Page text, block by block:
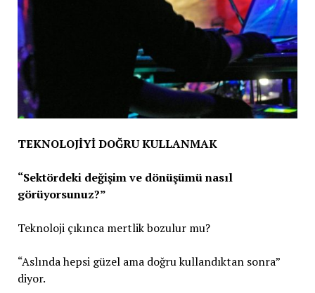
TEKNOLOJİYİ DOĞRU KULLANMAK
“Sektördeki değişim ve dönüşümü nasıl
görüyorsunuz?”
Teknoloji çıkınca mertlik bozulur mu?
“Aslında hepsi güzel ama doğru kullandıktan sonra”
diyor.